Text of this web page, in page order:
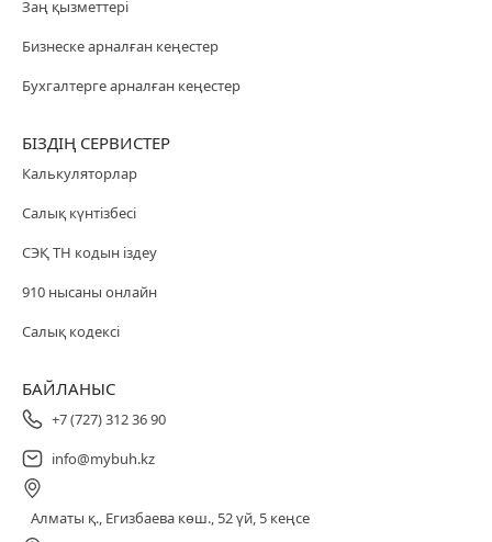
Заң қызметтері
Бизнеске арналған кеңестер
Бухгалтерге арналған кеңестер
БІЗДІҢ СЕРВИСТЕР
Калькуляторлар
Салық күнтізбесі
СЭҚ ТН кодын іздеу
910 нысаны онлайн
Салық кодексі
БАЙЛАНЫС
+7 (727) 312 36 90
info@mybuh.kz
Алматы қ., Егизбаева көш., 52 үй, 5 кеңсе